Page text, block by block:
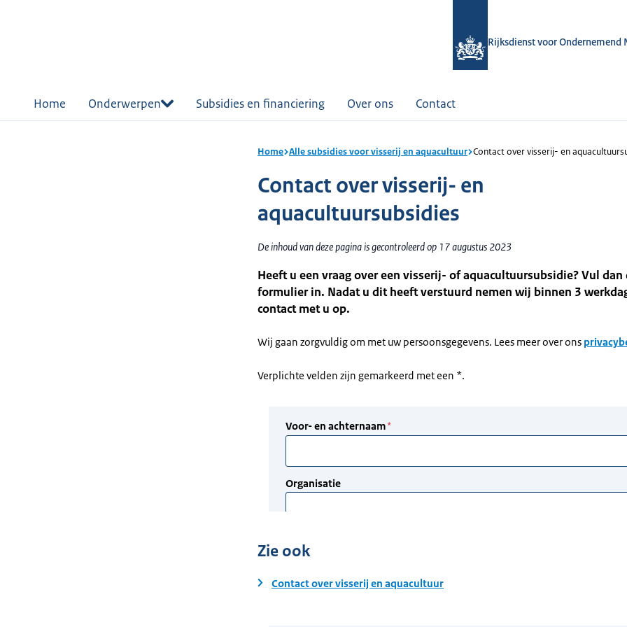
Rijksdienst voor Ondernemend
Home Onderwerpen Subsidies en financiering Over ons Contact
Home Alle subsidies voor visserij en aquacultuur Contact over visserij- en
Contact over visserij- en
aquacultuursubsidies
De inhoud van deze pagina is gecontroleerd op 17 augustus 2023
Heeft u een vraag over een visserij- of aquacultuursubsidie? Vul dan
formulier in. Nadat u dit heeft verstuurd nemen wij binnen 3
contact met u op.
Wij gaan zorgvuldig om met uw persoonsgegevens. Lees meer over ons
Verplichte velden zijn gemarkeerd met een *.
Zie ook
Contact over visserij en aquacultuur